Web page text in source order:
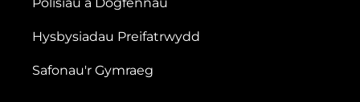
Hysbysiadau Preifatrwydd
Safonau'r Gymraeg